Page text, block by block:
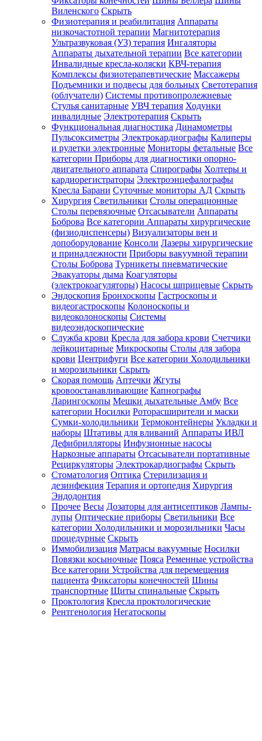
Виленского Скрыть
Физиотерапия и реабилитация Аппараты
низкочастотной терапии Магнитотерапия
Ультразвуковая (УЗ) терапия Ингаляторы
Аппараты дыхательной терапии Все категории
Инвалидные кресла-коляски КВЧ-терапия
Комплексы физиотерапевтические Массажеры
Подъемники и подвесы для больных Светотерапия
(облучатели) Системы противопролежневые
Стулья санитарные УВЧ терапия Ходунки
инвалидные Электротерапия Скрыть
Функциональная диагностика Динамометры
Пульсоксиметры Электрокардиографы Калиперы
и рулетки электронные Мониторы фетальные Все
категории Приборы для диагностики опорно-
двигательного аппарата Спирографы Холтеры и
кардиорегистраторы Электроэнцефалографы
Кресла Барани Суточные мониторы АД Скрыть
Хирургия Светильники Столы операционные
Столы перевязочные Отсасыватели Аппараты
Боброва Все категории Аппараты хирургические
(физиодиспенсеры) Визуализаторы вен и
допоборудование Консоли Лазеры хирургические
и принадлежности Приборы вакуумной терапии
Столы Боброва Турникеты пневматические
Эвакуаторы дыма Коагуляторы
(электрокоагуляторы) Насосы шприцевые Скрыть
Эндоскопия Бронхоскопы Гастроскопы и
видеогастроскопы Колоноскопы и
видеоколоноскопы Системы
видеоэндоскопические
Служба крови Кресла для забора крови Счетчики
лейкоцитарные Микроскопы Столы для забора
крови Центрифуги Все категории Холодильники
и морозильники Скрыть
Скорая помощь Аптечки Жгуты
кровоостанавливающие Капнографы
Ларингоскопы Мешки дыхательные Амбу Все
категории Носилки Роторасширители и маски
Сумки-холодильники Термоконтейнеры Укладки и
наборы Штативы для вливаний Аппараты ИВЛ
Дефибрилляторы Инфузионные насосы
Наркозные аппараты Отсасыватели портативные
Рециркуляторы Электрокардиографы Скрыть
Стоматология Оптика Стерилизация и
дезинфекция Терапия и ортопедия Хирургия
Эндодонтия
Прочее Весы Дозаторы для антисептиков Лампы-
лупы Оптические приборы Светильники Все
категории Холодильники и морозильники Часы
процедурные Скрыть
Иммобилизация Матрасы вакуумные Носилки
Повязки косыночные Пояса Ременные устройства
Все категории Устройства для перемещения
пациента Фиксаторы конечностей Шины
транспортные Щиты спинальные Скрыть
Проктология Кресла проктологические
Рентгенология Негатоскопы